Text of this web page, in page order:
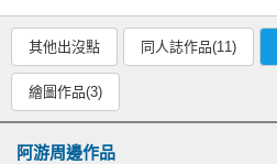
其他出沒點 同人誌作品(11)
繪圖作品(3)
阿游周邊作品